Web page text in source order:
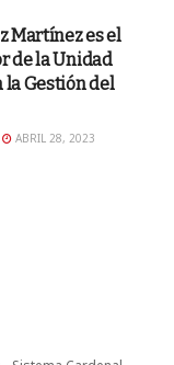
Martínez es el
de la Unidad
la Gestión del
ABRIL 28, 2023